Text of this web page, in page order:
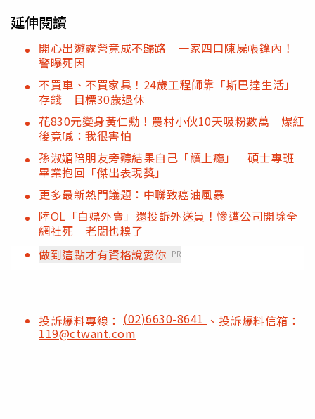
延伸閱讀
開心出遊露營竟成不歸路 一家四口陳屍帳篷內！
警曝死因
不買車、不買家具！24歲工程師靠「斯巴達生活」
存錢 目標30歲退休
花830元變身黃仁勳！農村小伙10天吸粉數萬 爆紅
後竟喊：我很害怕
孫淑媚陪朋友旁聽結果自己「讀上癮」 碩士專班
畢業抱回「傑出表現獎」
更多最新熱門議題：中聯致癌油風暴
陸OL「白嫖外賣」還投訴外送員！慘遭公司開除全
網社死 老闆也糗了
做到這點才有資格說愛你 PR
投訴爆料專線： (02)6630-8641 、投訴爆料信箱：
119@ctwant.com